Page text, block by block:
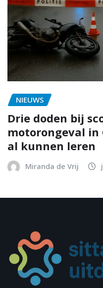
NIEUWS
Drie doden bij
motorongeval in
al kunnen leren
Miranda de Vrij